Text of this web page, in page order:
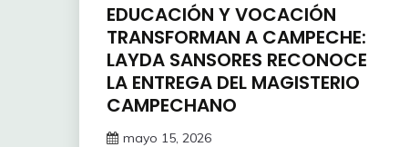
EDUCACIÓN Y VOCACIÓN
TRANSFORMAN A CAMPECHE:
LAYDA SANSORES RECONOCE
LA ENTREGA DEL MAGISTERIO
CAMPECHANO
mayo 15, 2026